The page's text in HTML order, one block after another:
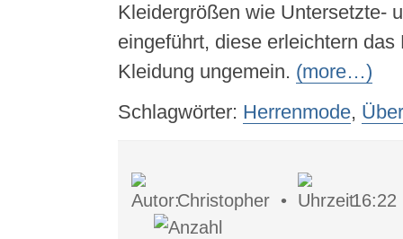
Kleidergrößen wie Untersetzte-
eingeführt, diese erleichtern das
Kleidung ungemein. (more…)
Schlagwörter: Herrenmode,
Christopher •